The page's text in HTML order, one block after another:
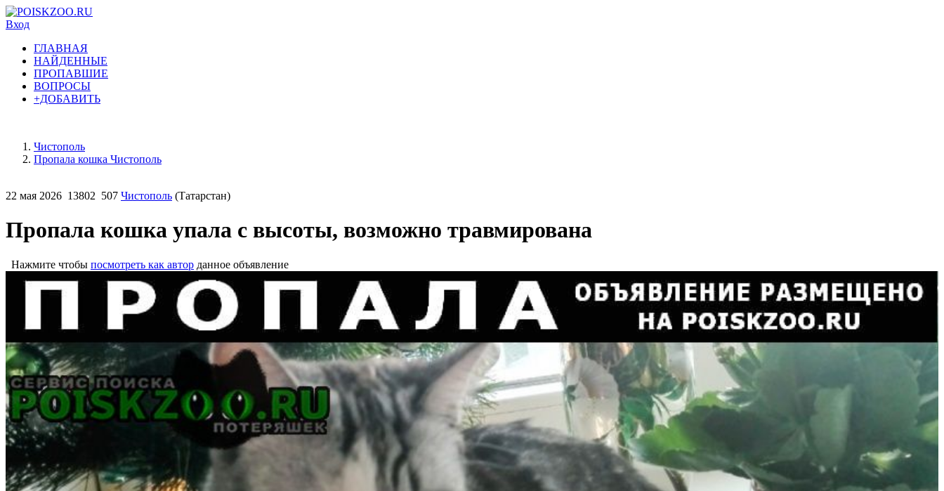
Вход
ГЛАВНАЯ
НАЙДЕННЫЕ
ПРОПАВШИЕ
ВОПРОСЫ
+ДОБАВИТЬ
Чистополь
Пропала кошка Чистополь
22 мая 2026 13802 507 Чистополь (Татарстан)
Пропала кошка упала с высоты, возможно травмирована
Нажмите чтобы посмотреть как автор данное объявление